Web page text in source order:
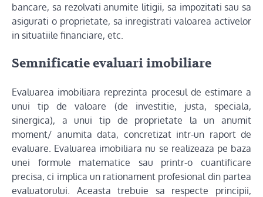
bancare, sa rezolvati anumite litigii, sa impozitati sau sa
asigurati o proprietate, sa inregistrati valoarea activelor
in situatiile financiare, etc.
Semnificatieevaluari imobiliare
Evaluarea imobiliara reprezinta procesul de estimare a
unui tip de valoare (de investitie, justa, speciala,
sinergica), a unui tip de proprietate la un anumit
moment/ anumita data, concretizat intr-un raport de
evaluare. Evaluarea imobiliara nu se realizeaza pe baza
unei formule matematice sau printr-o cuantificare
precisa, ci implica un rationament profesional din partea
evaluatorului. Aceasta trebuie sa respecte principii,